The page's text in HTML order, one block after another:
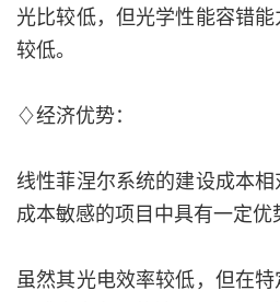
光比较低，但光学性能容错
较低。
♢经济优势：
线性菲涅尔系统的建设成本
成本敏感的项目中具有一定优
虽然其光电效率较低，但在